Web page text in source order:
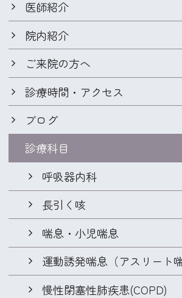
医師紹介
院内紹介
ご来院の方へ
診療時間・アクセス
ブログ
診療科目
呼吸器内科
長引く咳
喘息・小児喘息
運動誘発喘息（アスリート喘
慢性閉塞性肺疾患(COPD)